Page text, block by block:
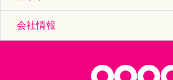
会社情報